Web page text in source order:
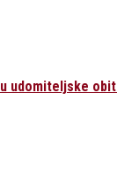
udomiteljske